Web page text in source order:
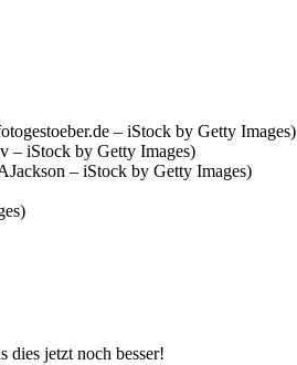
– iStock by Getty Images)
– iStock by Getty Images)
– iStock by Getty Images)
dies jetzt noch besser!